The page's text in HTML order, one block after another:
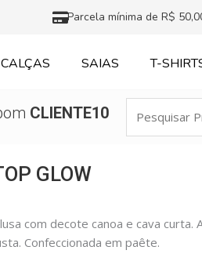
Parcela mínima de R$
CALÇAS SAIAS T-
CLIENTE10
Produtos
GLOW
com decote canoa e cava
Confeccionada em paête.